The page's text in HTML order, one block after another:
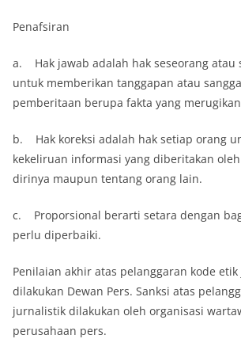
Penafsiran
a. Hak jawab adalah hak seseorang atau
untuk memberikan tanggapan atau
pemberitaan berupa fakta yang
b. Hak koreksi adalah hak setiap orang
kekeliruan informasi yang diberitakan
dirinya maupun tentang orang lain.
c. Proporsional berarti setara dengan
perlu diperbaiki.
Penilaian akhir atas pelanggaran kode
dilakukan Dewan Pers. Sanksi atas
jurnalistik dilakukan oleh organisasi
perusahaan pers.